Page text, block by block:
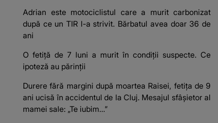
Adrian este motociclistul care a murit carbonizat
după ce un TIR l-a strivit. Bărbatul avea doar 36 de
ani
O fetiță de 7 luni a murit în condiții suspecte. Ce
ipoteză au părinții
Durere fără margini după moartea Raisei, fetița de 9
ani ucisă în accidentul de la Cluj. Mesajul sfâșietor al
mamei sale: „Te iubim…”